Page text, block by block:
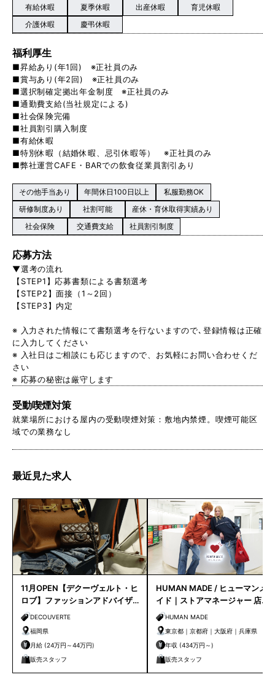
有給休暇 夏季休暇 出産休暇
育児休暇
介護休暇
慶弔休暇
福利厚生
■昇給あり(年1回) ※正社員のみ
■賞与あり(年2回) ※正社員のみ
■選択制確定拠出年金制度 ※正社員のみ
■通勤費支給(当社規定による)
■社会保険完備
■社員割引購入制度
■有給休暇
■特別休暇（結婚休暇、忌引休暇等） ※正社員のみ
■弊社運営CAFE・BARでの飲食従業員割引あり
その他手当あり 年間休日100日以上
私服勤務OK
研修制度あり
社割可能
産休・育休取得実績あり
社会保険
交通費支給 社員割引制度
応募方法
▼選考の流れ
【STEP1】応募書類による書類選考
【STEP2】面接（1～2回）
【STEP3】内定
※ 入力された情報にて書類選考を行ないますので､登録情報は正確
に入力してください
※ 入社日はご相談にも応じますので、お気軽にお問い合わせくだ
さい
※ 応募の秘密は厳守します
受動喫煙対策
就業場所における屋内の受動喫煙対策：敷地内禁煙。喫煙可能区
域での業務なし
最近見た求人
11月OPEN【デクーヴェルト・ヒ
ロブ】ファッションアドバイザ
ー｜天神店
DECOUVERTE
福岡県
月給 (24万円～44万円)
販売スタッフ
HUMAN MADE / ヒューマンメ
イド｜ストアマネージャー 店長
候補HUMAN MADE
東京都｜京都府｜大阪府｜兵庫県
年収 (434万円～)
販売スタッフ